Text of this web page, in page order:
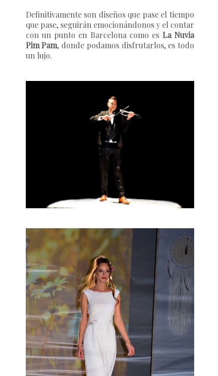
Definitivamente son diseños que pase el tiempo
que pase, seguirán emocionándonos y el contar
con un punto en Barcelona como es La Nuvia
Pim Pam, donde podamos disfrutarlos, es todo
un lujo.